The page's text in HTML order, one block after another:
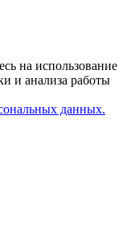
на использование
и анализа работы
данных.